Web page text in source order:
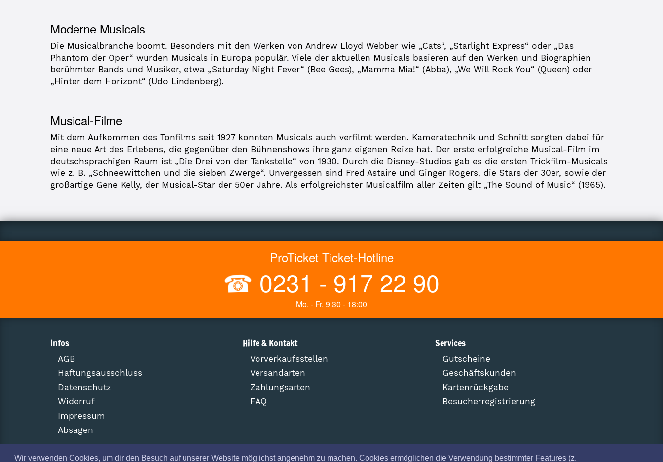
Wir verwenden Cookies, um dir den Besuch auf unserer Website möglichst angenehm zu machen. Cookies ermöglichen die Verwendung bestimmter Features (z.
Moderne Musicals
Die Musicalbranche boomt. Besonders mit den Werken von Andrew Lloyd Webber wie „Cats“, „Starlight Express“ oder „Das
Phantom der Oper“ wurden Musicals in Europa populär. Viele der aktuellen Musicals basieren auf den Werken und Biographien
berühmter Bands und Musiker, etwa „Saturday Night Fever“ (Bee Gees), „Mamma Mia!“ (Abba), „We Will Rock You“ (Queen) oder
„Hinter dem Horizont“ (Udo Lindenberg).
Musical-Filme
Mit dem Aufkommen des Tonfilms seit 1927 konnten Musicals auch verfilmt werden. Kameratechnik und Schnitt sorgten dabei für
eine neue Art des Erlebens, die gegenüber den Bühnenshows ihre ganz eigenen Reize hat. Der erste erfolgreiche Musical-Film im
deutschsprachigen Raum ist „Die Drei von der Tankstelle“ von 1930. Durch die Disney-Studios gab es die ersten Trickfilm-Musicals
wie z. B. „Schneewittchen und die sieben Zwerge“. Unvergessen sind Fred Astaire und Ginger Rogers, die Stars der 30er, sowie der
großartige Gene Kelly, der Musical-Star der 50er Jahre. Als erfolgreichster Musicalfilm aller Zeiten gilt „The Sound of Music“ (1965).
ProTicket Ticket-Hotline
☎ 0231 - 917 22 90
Mo. - Fr. 9:30 - 18:00
Infos
AGB
Haftungsausschluss
Datenschutz
Widerruf
Impressum
Absagen
Hilfe & Kontakt
Vorverkaufsstellen
Versandarten
Zahlungsarten
FAQ
Services
Gutscheine
Geschäftskunden
Kartenrückgabe
Besucherregistrierung